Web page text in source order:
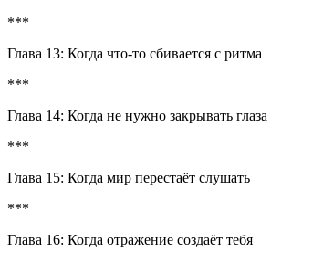
***
Глава 13: Когда что-то сбивается с ритма
***
Глава 14: Когда не нужно закрывать глаза
***
Глава 15: Когда мир перестаёт слушать
***
Глава 16: Когда отражение создаёт тебя